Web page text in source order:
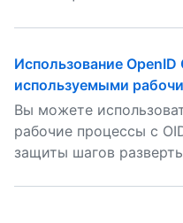
Использование
используемыми
Вы можете
рабочие процессы с
защиты шагов